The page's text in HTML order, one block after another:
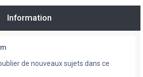
Information
de nouveaux sujets dans ce